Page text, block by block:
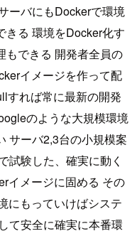
ーバにもDockerで環境
きる 環境をDocker化す
もできる 開発者全員の
イメージを作って配
すれば常に最新の開発
のような大規模環境
サーバ2,3台の小規模案
試験した、確実に動く
イメージに固める その
にもっていけばシステ
て安全に確実に本番環